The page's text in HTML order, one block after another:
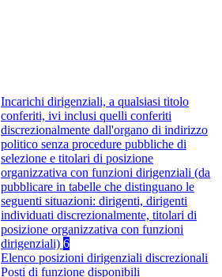
Incarichi dirigenziali, a qualsiasi titolo
conferiti, ivi inclusi quelli conferiti
discrezionalmente dall'organo di indirizzo
politico senza procedure pubbliche di
selezione e titolari di posizione
organizzativa con funzioni dirigenziali (da
pubblicare in tabelle che distinguano le
seguenti situazioni: dirigenti, dirigenti
individuati discrezionalmente, titolari di
posizione organizzativa con funzioni
dirigenziali) 6
Elenco posizioni dirigenziali discrezionali
Posti di funzione disponibili